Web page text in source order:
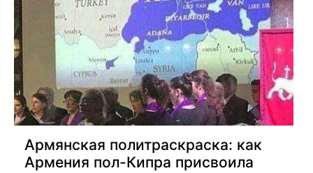
Армянская политраскраска: как
Армения пол-Кипра присвоила